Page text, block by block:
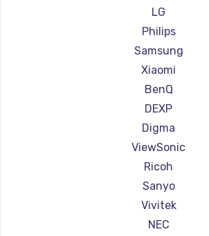
Ремонт проекторов
Ремонт проекторов
Ремонт проекторов
Ремонт проекторов
Ремонт проекторов
Ремонт проекторов
LG
Philips
Samsung
Xiaomi
BenQ
DEXP
Digma
ViewSonic
Ricoh
Sanyo
Vivitek
NEC